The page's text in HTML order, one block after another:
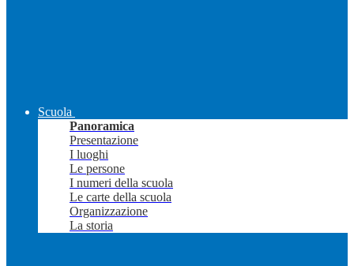
Scuola
Panoramica
Presentazione
I luoghi
Le persone
I numeri della scuola
Le carte della scuola
Organizzazione
La storia